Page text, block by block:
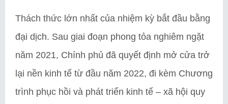
Thách thức lớn nhất của nhiệm kỳ bắt đầu bằng
đại dịch. Sau giai đoạn phong tỏa nghiêm ngặt
năm 2021, Chính phủ đã quyết định mở cửa trở
lại nền kinh tế từ đầu năm 2022, đi kèm Chương
trình phục hồi và phát triển kinh tế – xã hội quy